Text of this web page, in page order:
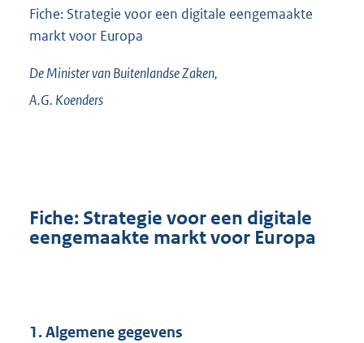
Fiche: Strategie voor een digitale eengemaakte
markt voor Europa
De Minister van Buitenlandse Zaken,
A.G. Koenders
Fiche: Strategie voor een digitale
eengemaakte markt voor Europa
1. Algemene gegevens